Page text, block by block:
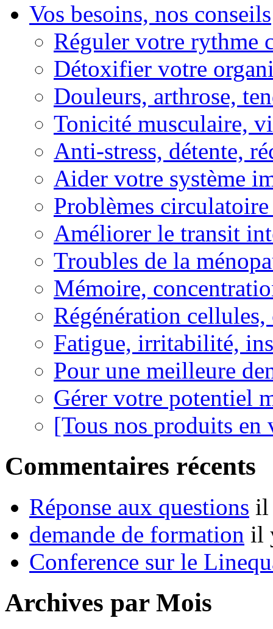
Vos besoins, nos conseils
Réguler votre rythme
Détoxifier votre
Douleurs, arthrose,
Tonicité musculaire,
Anti-stress, détente,
Aider votre système
Problèmes
Améliorer le transit
Troubles de la
Mémoire,
Régénération
Fatigue, irritabilité,
Pour une meilleure
Gérer votre potentiel
[Tous nos produits en
Commentaires récents
Réponse aux questions il
demande de formation il
Conference sur le
Archives par Mois